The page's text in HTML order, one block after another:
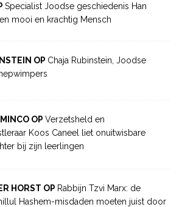
Specialist Joodse geschiedenis Han
mooi en krachtig Mensch
OP Chaja Rubinstein, Joodse
OP Verzetsheld en
Koos Caneel liet onuitwisbare
bij zijn leerlingen
HORST OP Rabbijn Tzvi Marx: de
Hashem-misdaden moeten juist door